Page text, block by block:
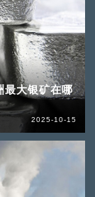
最大银矿在哪
2025-10-15